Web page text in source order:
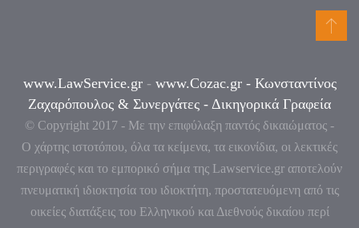
www.LawService.gr- www.Cozac.gr - Κωνσταντίνος
Ζαχαρόπουλος & Συνεργάτες - Δικηγορικά Γραφεία
© Copyright 2017 - Με την επιφύλαξη παντός δικαιώματος -
Ο χάρτης ιστοτόπου, όλα τα κείμενα, τα εικονίδια, οι λεκτικές
περιγραφές και το εμπορικό σήμα της Lawservice.gr αποτελούν
πνευματική ιδιοκτησία του ιδιοκτήτη, προστατευόμενη από τις
οικείες διατάξεις του Ελληνικού και Διεθνούς δικαίου περί